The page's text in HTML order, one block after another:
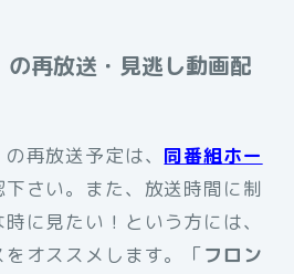
の再放送・見逃し動画配
の再放送予定は、 同番組ホー
下さい。また、放送時間に制
に見たい！という方には、
オススメします。「フロン